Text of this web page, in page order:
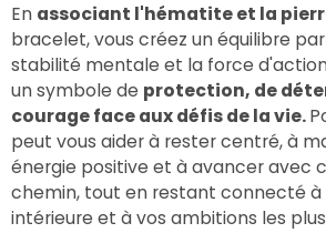
En associant l'hématite et la
bracelet, vous créez un équilibre
stabilité mentale et la force
un symbole de protection, de
courage face aux défis de la vie.
peut vous aider à rester centré, à
énergie positive et à avancer avec
chemin, tout en restant connecté
intérieure et à vos ambitions les